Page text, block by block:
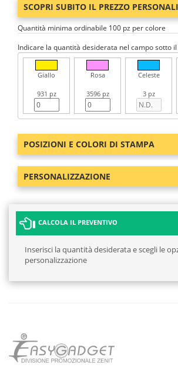
SCOPRI SUBITO IL PREZZO
Quantità minima ordinabile 100 pz per colore
Indicare la quantità desiderata nel campo sotto
Giallo
931 pz
Rosa
3596 pz
Celeste
3 pz
POSIZIONI E COLORI DI STAMPA
PERSONALIZZAZIONE
CALCOLA IL PREVENTIVO
Inserisci la quantità desiderata e scegli le
personalizzazione